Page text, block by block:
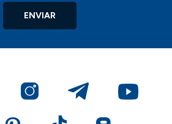
ENVIAR